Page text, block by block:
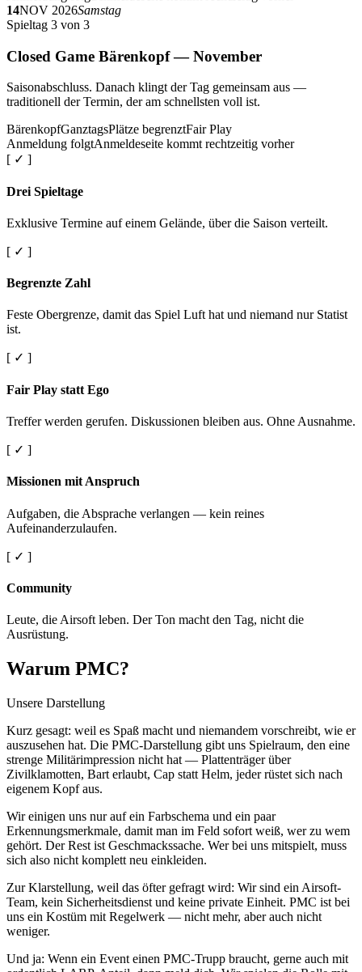
14NOV 2026Samstag
Spieltag 3 von 3
Closed Game Bärenkopf — November
Saisonabschluss. Danach klingt der Tag gemeinsam aus —
traditionell der Termin, der am schnellsten voll ist.
BärenkopfGanztagsPlätze begrenztFair Play
Anmeldung folgtAnmeldeseite kommt rechtzeitig vorher
[ ✓ ]
Drei Spieltage
Exklusive Termine auf einem Gelände, über die Saison verteilt.
[ ✓ ]
Begrenzte Zahl
Feste Obergrenze, damit das Spiel Luft hat und niemand nur Statist
ist.
[ ✓ ]
Fair Play statt Ego
Treffer werden gerufen. Diskussionen bleiben aus. Ohne Ausnahme.
[ ✓ ]
Missionen mit Anspruch
Aufgaben, die Absprache verlangen — kein reines
Aufeinanderzulaufen.
[ ✓ ]
Community
Leute, die Airsoft leben. Der Ton macht den Tag, nicht die
Ausrüstung.
Warum PMC?
Unsere Darstellung
Kurz gesagt: weil es Spaß macht und niemandem vorschreibt, wie er
auszusehen hat. Die PMC-Darstellung gibt uns Spielraum, den eine
strenge Militärimpression nicht hat — Plattenträger über
Zivilklamotten, Bart erlaubt, Cap statt Helm, jeder rüstet sich nach
eigenem Kopf aus.
Wir einigen uns nur auf ein Farbschema und ein paar
Erkennungsmerkmale, damit man im Feld sofort weiß, wer zu wem
gehört. Der Rest ist Geschmackssache. Wer bei uns mitspielt, muss
sich also nicht komplett neu einkleiden.
Zur Klarstellung, weil das öfter gefragt wird: Wir sind ein Airsoft-
Team, kein Sicherheitsdienst und keine private Einheit. PMC ist bei
uns ein Kostüm mit Regelwerk — nicht mehr, aber auch nicht
weniger.
Und ja: Wenn ein Event einen PMC-Trupp braucht, gerne auch mit